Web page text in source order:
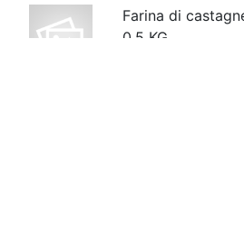
Farina di
0.5 KG